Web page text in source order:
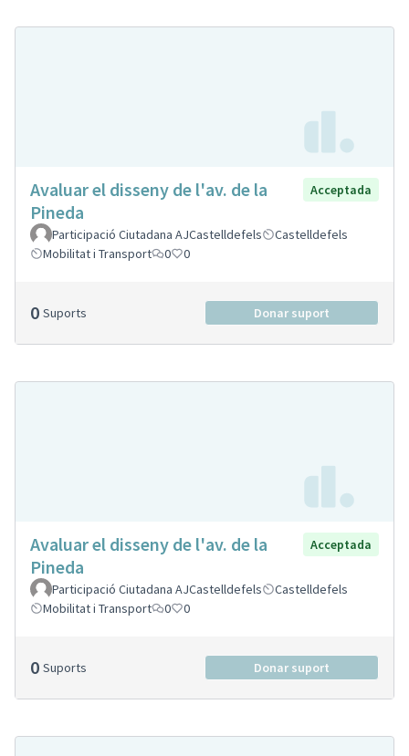
Avaluar el disseny de l'av. de la
Pineda
Acceptada
Participació Ciutadana AJCastelldefels
Castelldefels
Mobilitat i Transport
0 0
0 Suports Donar suport
Avaluar el disseny de l'av. de la
Pineda
Acceptada
Participació Ciutadana AJCastelldefels
Castelldefels
Mobilitat i Transport
0 0
0 Suports Donar suport